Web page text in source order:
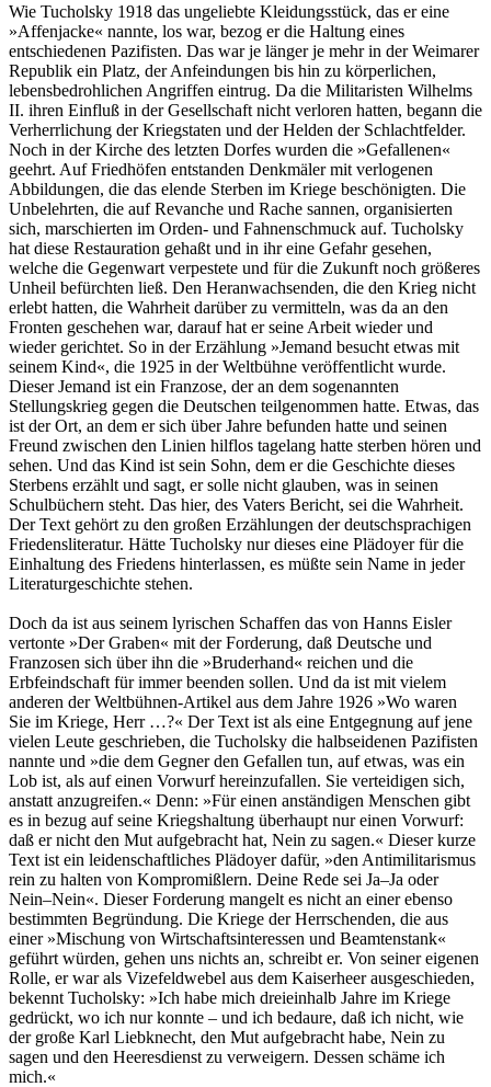
Wie Tucholsky 1918 das ungeliebte Kleidungsstück, das er eine
»Affenjacke« nannte, los war, bezog er die Haltung eines
entschiedenen Pazifisten. Das war je länger je mehr in der Weimarer
Republik ein Platz, der Anfeindungen bis hin zu körperlichen,
lebensbedrohlichen Angriffen eintrug. Da die Militaristen Wilhelms
II. ihren Einfluß in der Gesellschaft nicht verloren hatten, begann die
Verherrlichung der Kriegstaten und der Helden der Schlachtfelder.
Noch in der Kirche des letzten Dorfes wurden die »Gefallenen«
geehrt. Auf Friedhöfen entstanden Denkmäler mit verlogenen
Abbildungen, die das elende Sterben im Kriege beschönigten. Die
Unbelehrten, die auf Revanche und Rache sannen, organisierten
sich, marschierten im Orden- und Fahnenschmuck auf. Tucholsky
hat diese Restauration gehaßt und in ihr eine Gefahr gesehen,
welche die Gegenwart verpestete und für die Zukunft noch größeres
Unheil befürchten ließ. Den Heranwachsenden, die den Krieg nicht
erlebt hatten, die Wahrheit darüber zu vermitteln, was da an den
Fronten geschehen war, darauf hat er seine Arbeit wieder und
wieder gerichtet. So in der Erzählung »Jemand besucht etwas mit
seinem Kind«, die 1925 in der Weltbühne veröffentlicht wurde.
Dieser Jemand ist ein Franzose, der an dem sogenannten
Stellungskrieg gegen die Deutschen teilgenommen hatte. Etwas, das
ist der Ort, an dem er sich über Jahre befunden hatte und seinen
Freund zwischen den Linien hilflos tagelang hatte sterben hören und
sehen. Und das Kind ist sein Sohn, dem er die Geschichte dieses
Sterbens erzählt und sagt, er solle nicht glauben, was in seinen
Schulbüchern steht. Das hier, des Vaters Bericht, sei die Wahrheit.
Der Text gehört zu den großen Erzählungen der deutschsprachigen
Friedensliteratur. Hätte Tucholsky nur dieses eine Plädoyer für die
Einhaltung des Friedens hinterlassen, es müßte sein Name in jeder
Literaturgeschichte stehen.
Doch da ist aus seinem lyrischen Schaffen das von Hanns Eisler
vertonte »Der Graben« mit der Forderung, daß Deutsche und
Franzosen sich über ihn die »Bruderhand« reichen und die
Erbfeindschaft für immer beenden sollen. Und da ist mit vielem
anderen der Weltbühnen-Artikel aus dem Jahre 1926 »Wo waren
Sie im Kriege, Herr …?« Der Text ist als eine Entgegnung auf jene
vielen Leute geschrieben, die Tucholsky die halbseidenen Pazifisten
nannte und »die dem Gegner den Gefallen tun, auf etwas, was ein
Lob ist, als auf einen Vorwurf hereinzufallen. Sie verteidigen sich,
anstatt anzugreifen.« Denn: »Für einen anständigen Menschen gibt
es in bezug auf seine Kriegshaltung überhaupt nur einen Vorwurf:
daß er nicht den Mut aufgebracht hat, Nein zu sagen.« Dieser kurze
Text ist ein leidenschaftliches Plädoyer dafür, »den Antimilitarismus
rein zu halten von Kompromißlern. Deine Rede sei Ja–Ja oder
Nein–Nein«. Dieser Forderung mangelt es nicht an einer ebenso
bestimmten Begründung. Die Kriege der Herrschenden, die aus
einer »Mischung von Wirtschaftsinteressen und Beamtenstank«
geführt würden, gehen uns nichts an, schreibt er. Von seiner eigenen
Rolle, er war als Vizefeldwebel aus dem Kaiserheer ausgeschieden,
bekennt Tucholsky: »Ich habe mich dreieinhalb Jahre im Kriege
gedrückt, wo ich nur konnte – und ich bedaure, daß ich nicht, wie
der große Karl Liebknecht, den Mut aufgebracht habe, Nein zu
sagen und den Heeresdienst zu verweigern. Dessen schäme ich
mich.«